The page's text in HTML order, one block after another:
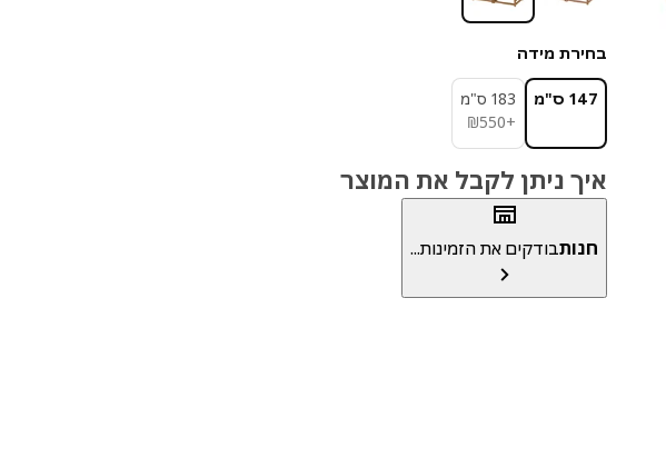
בחירת מידה
147 ס"מ
183 ס"מ
+
₪550
איך ניתן לקבל את המוצר
חנותבודקים את הזמינות...